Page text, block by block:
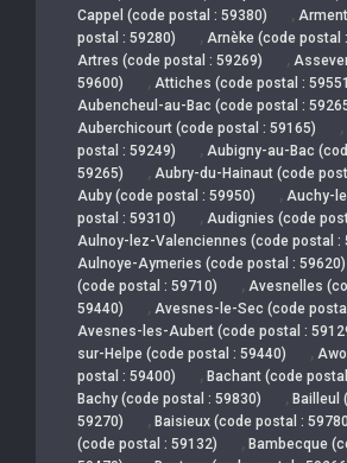
Cappel (code postal : 59380)
,
postal : 59280)
, Arnèke (code postal
Artres (code postal : 59269) ,
59600)
, Attiches (code postal :
Aubencheul-au-Bac (code postal :
Auberchicourt (code postal : 59165) ,
postal : 59249)
, Aubigny-au-Bac
59265)
, Aubry-du-Hainaut (code
Auby (code postal : 59950) , Auchy-
postal : 59310)
, Audignies (code
Aulnoy-lez-Valenciennes (code postal :
Aulnoye-Aymeries (code postal : 59620)
(code postal : 59710)
, Avesnelles
59440)
, Avesnes-le-Sec (code
Avesnes-les-Aubert (code postal :
sur-Helpe (code postal : 59440)
,
postal : 59400)
, Bachant (code
Bachy (code postal : 59830) , Bailleul
59270)
, Baisieux (code postal :
(code postal : 59132)
, Bambecque